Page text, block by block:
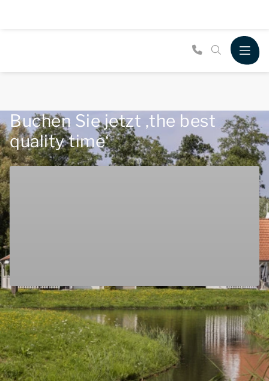
Buchen Sie jetzt ‚the best
quality time‘